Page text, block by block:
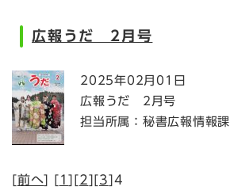
広報うだ 2月号
2025年02月01日
広報うだ 2月号
担当所属：秘書広報情報課
[前へ] [1][2][3]4